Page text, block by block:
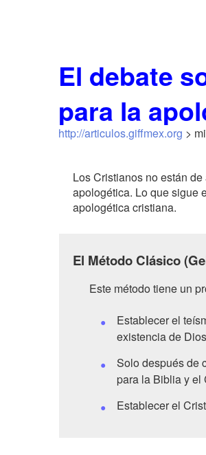
El debate
para la
http://articulos.giffmex.org >
Los Cristianos no están
apologética. Lo que sigue
apologética cristiana.
El Método Clásico
Este método tiene un
Establecer el
existencia de
Solo después de
para la Biblia y el
Establecer el